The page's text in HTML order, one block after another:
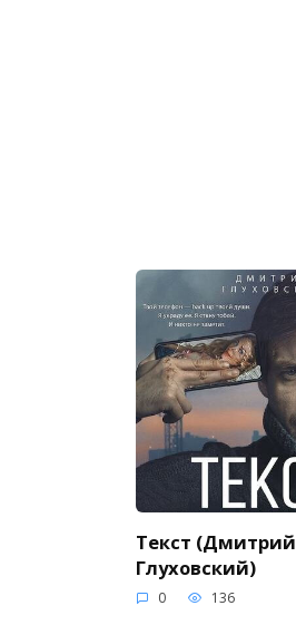
Текст (Дмитрий
Глуховский)
0 136